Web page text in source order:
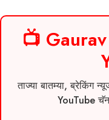
📺
ताज्या बातम्या, ब्रेकिंग
YouTube